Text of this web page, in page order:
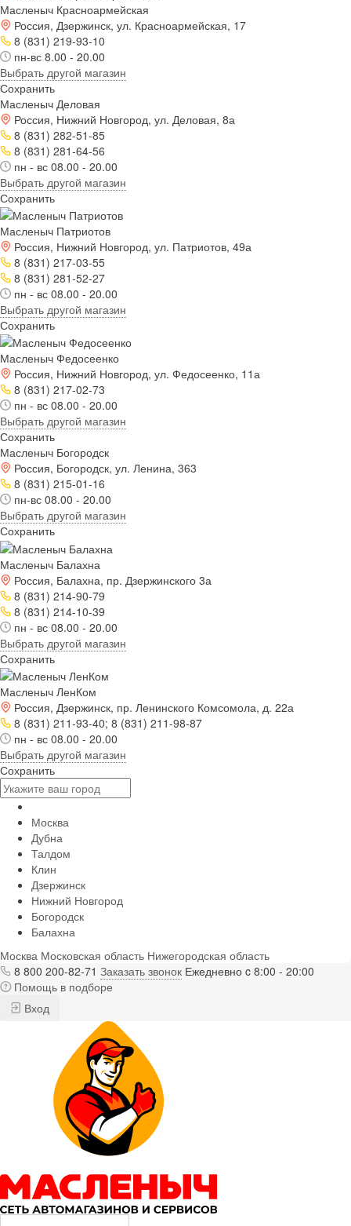
Масленыч Красноармейская
Россия, Дзержинск, ул. Красноармейская, 17
8 (831) 219-93-10
пн-вс 8.00 - 20.00
Выбрать другой магазин
Сохранить
Масленыч Деловая
Россия, Нижний Новгород, ул. Деловая, 8а
8 (831) 282-51-85
8 (831) 281-64-56
пн - вс 08.00 - 20.00
Выбрать другой магазин
Сохранить
Масленыч Патриотов
Россия, Нижний Новгород, ул. Патриотов, 49а
8 (831) 217-03-55
8 (831) 281-52-27
пн - вс 08.00 - 20.00
Выбрать другой магазин
Сохранить
Масленыч Федосеенко
Россия, Нижний Новгород, ул. Федосеенко, 11а
8 (831) 217-02-73
пн - вс 08.00 - 20.00
Выбрать другой магазин
Сохранить
Масленыч Богородск
Россия, Богородск, ул. Ленина, 363
8 (831) 215-01-16
пн-вс 08.00 - 20.00
Выбрать другой магазин
Сохранить
Масленыч Балахна
Россия, Балахна, пр. Дзержинского 3а
8 (831) 214-90-79
8 (831) 214-10-39
пн - вс 08.00 - 20.00
Выбрать другой магазин
Сохранить
Масленыч ЛенКом
Россия, Дзержинск, пр. Ленинского Комсомола, д. 22а
8 (831) 211-93-40; 8 (831) 211-98-87
пн - вс 08.00 - 20.00
Выбрать другой магазин
Сохранить
Москва
Дубна
Талдом
Клин
Дзержинск
Нижний Новгород
Богородск
Балахна
Москва Московская область Нижегородская область
8 800 200-82-71 Заказать звонок Ежедневно c 8:00 - 20:00
Помощь в подборе
Вход